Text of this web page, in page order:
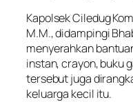
Kapolsek Ciledug
M.M., didampingi
menyerahkan
instan, crayon, buku
tersebut juga
keluarga kecil itu.